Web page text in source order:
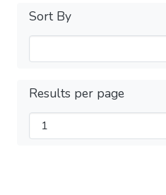
Sort By
Results per page